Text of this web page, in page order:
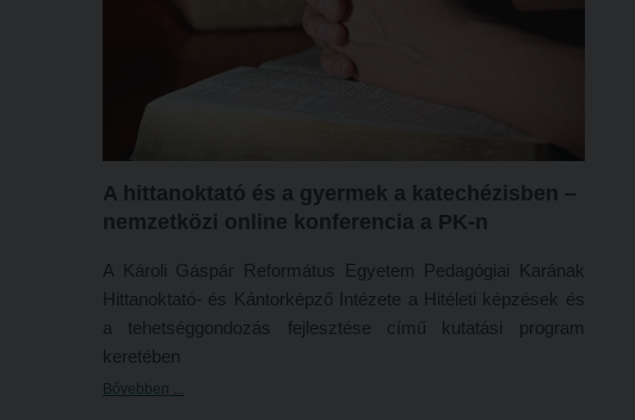
A hittanoktató és a gyermek a katechézisben –
nemzetközi online konferencia a PK-n
A Károli Gáspár Református Egyetem Pedagógiai Karának
Hittanoktató- és Kántorképző Intézete a Hitéleti képzések és
a tehetséggondozás fejlesztése című kutatási program
keretében
Bővebben ...